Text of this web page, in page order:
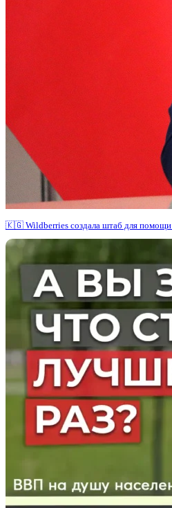
🇰🇬 Wildberries создала штаб для